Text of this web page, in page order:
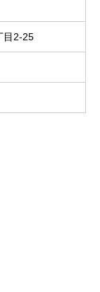
2022.02.04
目2-25